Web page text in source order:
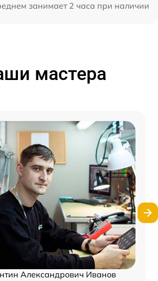
занимает 2 часа при наличии
мастера
Александрович Иванов